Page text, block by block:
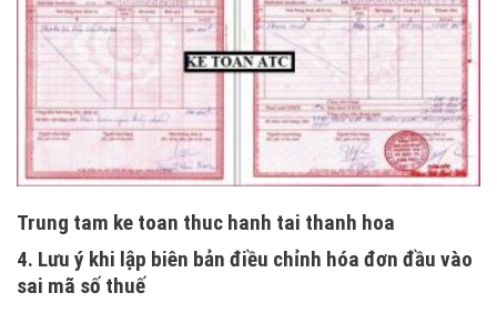
Trung tam ke toan thuc hanh tai thanh hoa
4. Lưu ý khi lập biên bản điều chỉnh hóa đơn đầu vào
sai mã số thuế